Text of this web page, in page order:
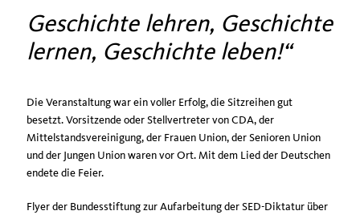
Geschichte lehren, Geschichte
lernen, Geschichte leben!
Die Veranstaltung war ein voller Erfolg, die Sitzreihen gut
besetzt. Vorsitzende oder Stellvertreter von CDA, der
Mittelstandsvereinigung, der Frauen Union, der Senioren Union
und der Jungen Union waren vor Ort. Mit dem Lied der Deutschen
endete die Feier.
Flyer der Bundesstiftung zur Aufarbeitung der SED-Diktatur über